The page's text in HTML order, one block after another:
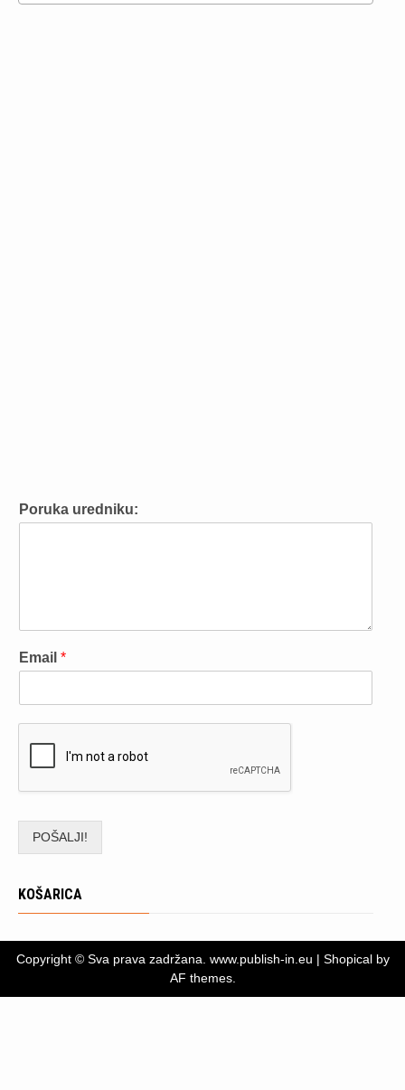
Poruka uredniku:
Email *
POŠALJI!
KOŠARICA
Copyright © Sva prava zadržana. www.publish-in.eu | Shopicalby
AF themes.